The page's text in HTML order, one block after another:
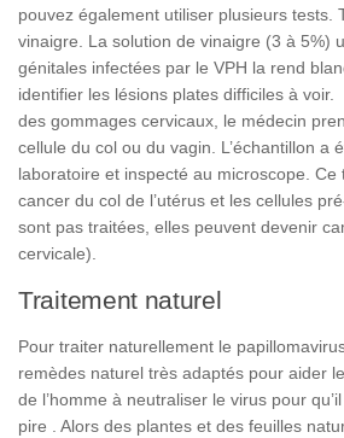
pouvez également utiliser plusieurs tests.
vinaigre. La solution de vinaigre (3 à 5%)
génitales infectées par le VPH la rend
identifier les lésions plates difficiles à voir.
des gommages cervicaux, le médecin
cellule du col ou du vagin. L’échantillon a
laboratoire et inspecté au microscope. Ce
cancer du col de l’utérus et les cellules
sont pas traitées, elles peuvent devenir
cervicale).
Traitement naturel
Pour traiter naturellement le
remèdes naturel très adaptés pour aider
de l’homme à neutraliser le virus pour
pire . Alors des plantes et des feuilles